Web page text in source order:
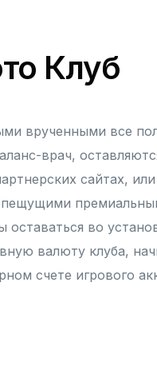
Клуб
врученными все
врач,
сайтах,
во
валюту клуба,
счете игрового